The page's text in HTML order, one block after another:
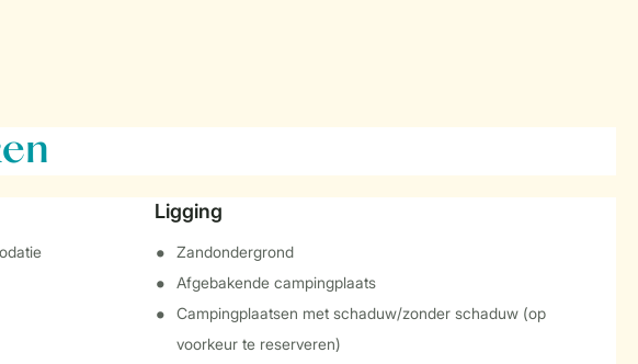
Ligging
Zandondergrond
Afgebakende campingplaats
Campingplaatsen met schaduw/zonder schaduw (op
voorkeur te reserveren)